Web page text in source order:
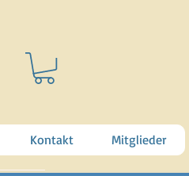
Kontakt Mitglieder